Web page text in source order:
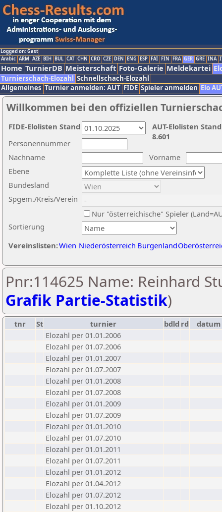
Logged on: Gast
Arabic ARM AZE BIH BUL CAT CHN CRO CZE DEN ENG ESP FAI FIN FRA GER GRE INA
Home TurnierDB Meisterschaft Foto-Galerie Meldekartei
Turnierschach-Elozahl Schnellschach-Elozahl
Allgemeines Turnier anmelden: AUT FIDE Spieler anmelden Elo
Willkommen bei den offiziellen
Nachname
Vorname
Ebene
Sortierung
Personennummer
Bundesland
Spgem./Kreis/Verein
Nur "österreichische" Spieler
Vereinslisten:Wien Niederösterreich Burgenland
AUT-Elolisten
8.601
FIDE-Elolisten Stand
Pnr:114625 Name: Reinhard
Grafik Partie-Statistik)
tnr St turnier bdld rd
datum
Elozahl per 01.01.2006
Elozahl per 01.07.2006
Elozahl per 01.01.2007
Elozahl per 01.07.2007
Elozahl per 01.01.2008
Elozahl per 01.07.2008
Elozahl per 01.01.2009
Elozahl per 01.07.2009
Elozahl per 01.01.2010
Elozahl per 01.07.2010
Elozahl per 01.01.2011
Elozahl per 01.07.2011
Elozahl per 01.01.2012
Elozahl per 01.04.2012
Elozahl per 01.07.2012
Elozahl per 01.10.2012